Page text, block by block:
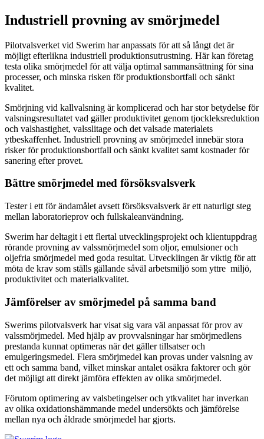
Industriell provning av smörjmedel
Pilotvalsverket vid Swerim har anpassats för att så långt det är
möjligt efterlikna industriell produktionsutrustning. Här kan företag
testa olika smörjmedel för att välja optimal sammansättning för sina
processer, och minska risken för produktionsbortfall och sänkt
kvalitet.
Smörjning vid kallvalsning är komplicerad och har stor betydelse för
valsningsresultatet vad gäller produktivitet genom tjockleksreduktion
och valshastighet, valsslitage och det valsade materialets
ytbeskaffenhet. Industriell provning av smörjmedel innebär stora
risker för produktionsbortfall och sänkt kvalitet samt kostnader för
sanering efter provet.
Bättre smörjmedel med försöksvalsverk
Tester i ett för ändamålet avsett försöksvalsverk är ett naturligt steg
mellan laboratorieprov och fullskaleanvändning.
Swerim har deltagit i ett flertal utvecklingsprojekt och klientuppdrag
rörande provning av valssmörjmedel som oljor, emulsioner och
oljefria smörjmedel med goda resultat. Utvecklingen är viktig för att
möta de krav som ställs gällande såväl arbetsmiljö som yttre miljö,
produktivitet och materialkvalitet.
Jämförelser av smörjmedel på samma band
Swerims pilotvalsverk har visat sig vara väl anpassat för prov av
valssmörjmedel. Med hjälp av provvalsningar har smörjmedlens
prestanda kunnat optimeras när det gäller tillsatser och
emulgeringsmedel. Flera smörjmedel kan provas under valsning av
ett och samma band, vilket minskar antalet osäkra faktorer och gör
det möjligt att direkt jämföra effekten av olika smörjmedel.
Förutom optimering av valsbetingelser och ytkvalitet har inverkan
av olika oxidationshämmande medel undersökts och jämförelse
mellan nya och åldrade smörjmedel har gjorts.